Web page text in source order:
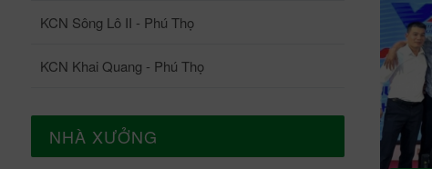
tỉnh
công
phát
Đồng
dân về
cực
phục
KCN Sông Lô II - Phú Thọ
KCN Khai Quang - Phú Thọ
NHÀ XƯỞNG